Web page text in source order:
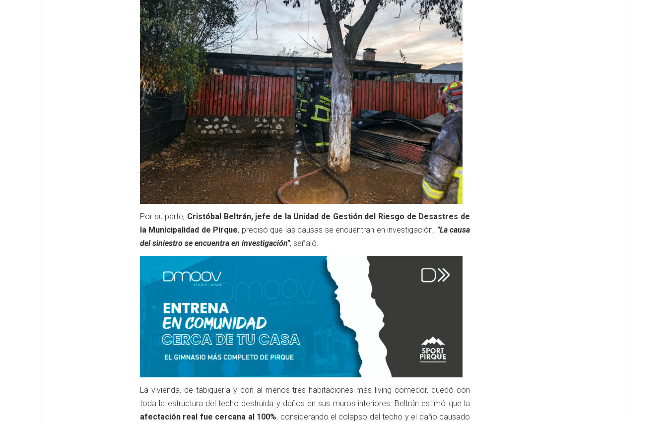
Por su parte, Cristóbal Beltrán, jefe de la Unidad de Gestión del Riesgo de Desastres de
la Municipalidad de Pirque, precisó que las causas se encuentran en investigación. "La causa
del siniestro se encuentra en investigación", señaló.
La vivienda, de tabiquería y con al menos tres habitaciones más living comedor, quedó con
toda la estructura del techo destruida y daños en sus muros interiores. Beltrán estimó que la
afectación real fue cercana al 100%, considerando el colapso del techo y el daño causado